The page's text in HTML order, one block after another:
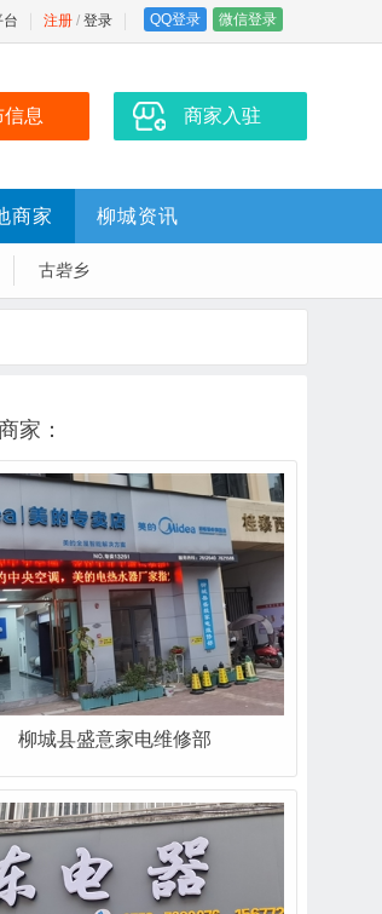
台 注册 / 登录 QQ登录 微信登录
信息 商家入驻
商家 柳城资讯
古砦乡
家：
柳城县盛意家电维修部